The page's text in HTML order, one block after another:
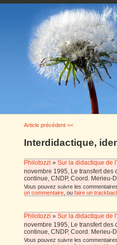
Article précédent <<
Interdidactique,
Philotozzi » Sur la didactique de
novembre 1995, Le transfert des
continue, CNDP, Coord. Merieu-
Vous pouvez suivre les
un commentaire , ou faire un
Philotozzi » Sur la didactique de
novembre 1995, Le transfert des
continue, CNDP, Coord. Merieu-
Vous pouvez suivre les